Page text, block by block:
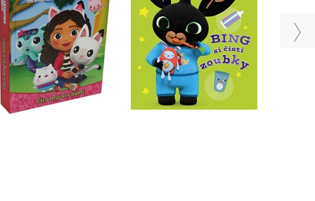
Kolektiv Kolektiv
Do košíku